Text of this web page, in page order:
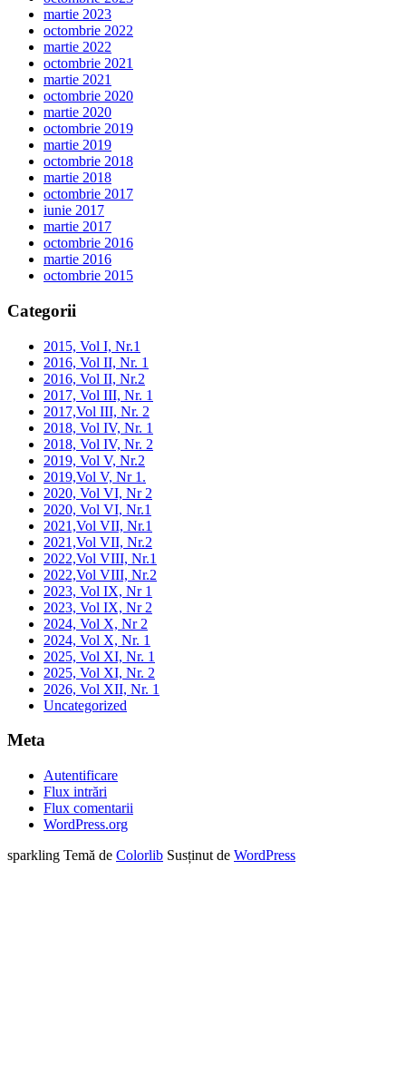
martie 2023
octombrie 2022
martie 2022
octombrie 2021
martie 2021
octombrie 2020
martie 2020
octombrie 2019
martie 2019
octombrie 2018
martie 2018
octombrie 2017
iunie 2017
martie 2017
octombrie 2016
martie 2016
octombrie 2015
Categorii
2015, Vol I, Nr.1
2016, Vol II, Nr. 1
2016, Vol II, Nr.2
2017, Vol III, Nr. 1
2017,Vol III, Nr. 2
2018, Vol IV, Nr. 1
2018, Vol IV, Nr. 2
2019, Vol V, Nr.2
2019,Vol V, Nr 1.
2020, Vol VI, Nr 2
2020, Vol VI, Nr.1
2021,Vol VII, Nr.1
2021,Vol VII, Nr.2
2022,Vol VIII, Nr.1
2022,Vol VIII, Nr.2
2023, Vol IX, Nr 1
2023, Vol IX, Nr 2
2024, Vol X, Nr 2
2024, Vol X, Nr. 1
2025, Vol XI, Nr. 1
2025, Vol XI, Nr. 2
2026, Vol XII, Nr. 1
Uncategorized
Meta
Autentificare
Flux intrări
Flux comentarii
WordPress.org
sparkling Temă de Colorlib Susținut de WordPress